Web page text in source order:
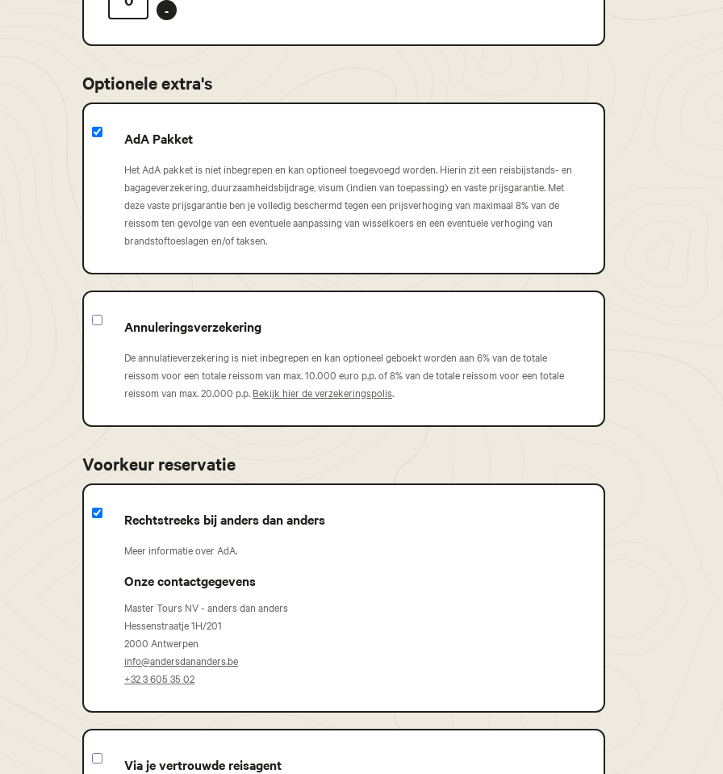
-
Optionele extra's
AdA Pakket
Het AdA pakket is niet inbegrepen en kan optioneel toegevoegd worden. Hierin zit een reisbijstands- en
bagageverzekering, duurzaamheidsbijdrage, visum (indien van toepassing) en vaste prijsgarantie. Met
deze vaste prijsgarantie ben je volledig beschermd tegen een prijsverhoging van maximaal 8% van de
reissom ten gevolge van een eventuele aanpassing van wisselkoers en een eventuele verhoging van
brandstoftoeslagen en/of taksen.
Annuleringsverzekering
De annulatieverzekering is niet inbegrepen en kan optioneel geboekt worden aan 6% van de totale
reissom voor een totale reissom van max. 10.000 euro p.p. of 8% van de totale reissom voor een totale
reissom van max. 20.000 p.p. Bekijk hier de verzekeringspolis.
Voorkeur reservatie
Rechtstreeks bij anders dan anders
Meer informatie over AdA.
Onze contactgegevens
Master Tours NV - anders dan anders
Hessenstraatje 1H/201
2000 Antwerpen
info@andersdananders.be
+32 3 605 35 02
Via je vertrouwde reisagent